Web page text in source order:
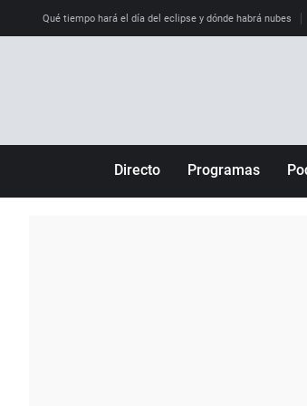
Qué tiempo hará el día del eclipse y dónde habrá nubes
Directo Programas